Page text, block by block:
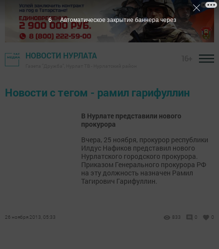
НОВОСТИ НУРЛАТА
Новости с тегом - рамил гарифуллин
В Нурлате представили нового
прокурора
Вчера, 25 ноября, прокурор республики
Илдус Нафиков представил нового
Нурлатского городского прокурора.
Приказом Генерального прокурора РФ
на эту должность назначен Рамил
Тагирович Гарифуллин.
26 ноября 2013, 05:33 833 0 0
6 Автоматическое закрытие баннера через